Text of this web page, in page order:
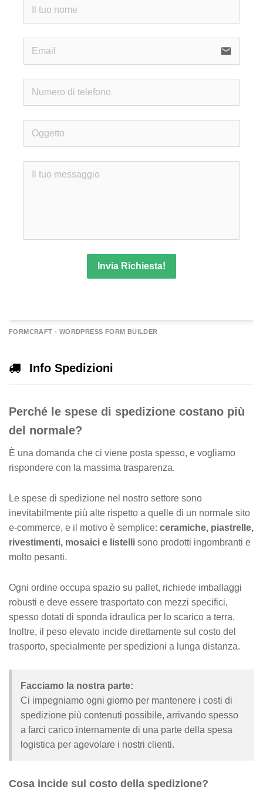
email
Invia Richiesta!
n
a
FORMCRAFT - WORDPRESS FORM BUILDER
Info Spedizioni
Perché le spese di spedizione costano più
del normale?
È una domanda che ci viene posta spesso, e vogliamo
rispondere con la massima trasparenza.
Le spese di spedizione nel nostro settore sono
inevitabilmente più alte rispetto a quelle di un normale sito
e-commerce, e il motivo è semplice: ceramiche, piastrelle,
rivestimenti, mosaici e listelli sono prodotti ingombranti e
molto pesanti.
Ogni ordine occupa spazio su pallet, richiede imballaggi
robusti e deve essere trasportato con mezzi specifici,
spesso dotati di sponda idraulica per lo scarico a terra.
Inoltre, il peso elevato incide direttamente sul costo del
trasporto, specialmente per spedizioni a lunga distanza.
Facciamo la nostra parte:
Ci impegniamo ogni giorno per mantenere i costi di
spedizione più contenuti possibile, arrivando spesso
a farci carico internamente di una parte della spesa
logistica per agevolare i nostri clienti.
Cosa incide sul costo della spedizione?